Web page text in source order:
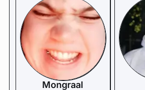
Mongraal